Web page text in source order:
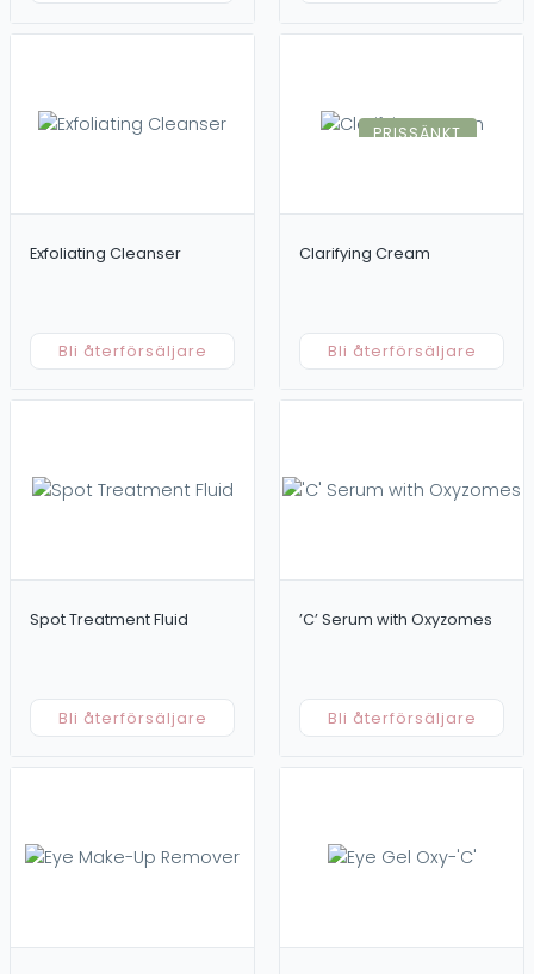
Exfoliating Cleanser
Bli återförsäljare
PRISSÄNKT
Clarifying Cream
Bli återförsäljare
Spot Treatment Fluid
Bli återförsäljare
’C’ Serum with Oxyzomes
Bli återförsäljare